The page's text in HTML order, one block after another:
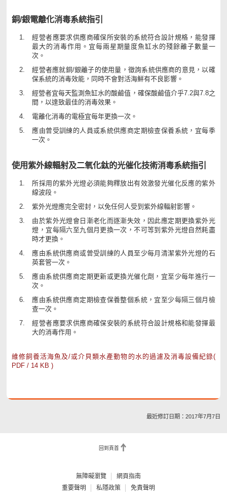
銅/銀電離化消毒系統指引
經營者應要求供應商確保所安裝的系統符合設計規格，能發揮
最大的消毒作用。宜每兩星期量度魚缸水的殘餘離子數量一
次。
經營者應就銅/銀離子的使用量，徵詢系統供應商的意見，以確
保系統的消毒效能，同時不會對活海鮮有不良影響。
經營者宜每天監測魚缸水的酸鹼值，確保酸鹼值介乎7.2與7.8之
間，以達致最佳的消毒效果。
電離化消毒的電極宜每年更換一次。
應由曾受訓練的人員或系統供應商定期檢查保養系統，宜每季
一次。
使用紫外線輻射及二氧化鈦的光催化技術消毒系統指引
所採用的紫外光燈必須能夠釋放出有效激發光催化反應的紫外
線波段。
紫外光燈應完全密封，以免任何人受到紫外線輻射影響。
由於紫外光燈會日漸老化而逐漸失效，因此應定期更換紫外光
燈，宜每隔六至九個月更換一次，不可等到紫外光燈自然耗盡
時才更換。
應由系統供應商或曾受訓練的人員至少每月清潔紫外光燈的石
英套管一次。
應由系統供應商定期更新或更換光催化劑，宜至少每年進行一
次。
應由系統供應商定期檢查保養整個系統，宜至少每隔三個月檢
查一次。
經營者應要求供應商確保安裝的系統符合設計規格和能發揮最
大的消毒作用。
維修飼養活海魚及/或介貝類水產動物的水的過濾及消毒設備紀錄(
PDF / 14 KB )
最近修訂日期：2017年7月7日
回到頁首
無障礙瀏覽
網頁指南
重要聲明
私隱政策 免責聲明